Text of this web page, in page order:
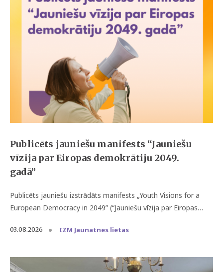
Publicēts jauniešu manifests “Jauniešu
vīzija par Eiropas demokrātiju 2049.
gadā”
Publicēts jauniešu izstrādāts manifests „Youth Visions for a
European Democracy in 2049” (“Jauniešu vīzija par Eiropas…
03.08.2026 IZM Jaunatnes lietas